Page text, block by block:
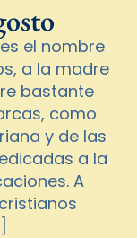
el nombre
a la madre
bastante
como
y de las
a la
A